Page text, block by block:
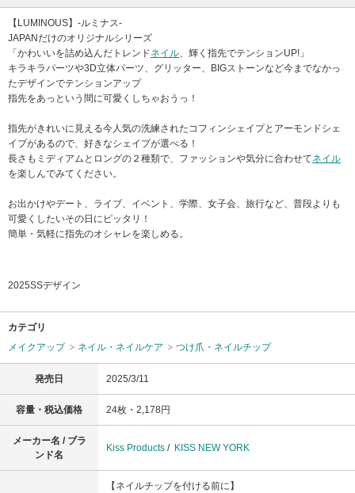
【LUMINOUS】-ルミナス-
JAPANだけのオリジナルシリーズ
「かわいいを詰め込んだトレンドネイル、輝く指先でテンションUP!」
キラキラパーツや3D立体パーツ、グリッター、BIGストーンなど今までなかっ
たデザインでテンションアップ
指先をあっという間に可愛くしちゃおうっ！
指先がきれいに見える今人気の洗練されたコフィンシェイプとアーモンドシェ
イプがあるので、好きなシェイプが選べる！
長さもミディアムとロングの２種類で、ファッションや気分に合わせてネイル
を楽しんでみてください。
お出かけやデート、ライブ、イベント、学際、女子会、旅行など、普段よりも
可愛くしたいその日にピッタリ！
簡単・気軽に指先のオシャレを楽しめる。
2025SSデザイン
カテゴリ
メイクアップ
ネイル・ネイルケア つけ爪・ネイルチップ
発売日 2025/3/11
容量・税込価格 24枚・2,178円
メーカー名 / ブラ
ンド名
Kiss Products / KISS NEW YORK
【ネイルチップを付ける前に】